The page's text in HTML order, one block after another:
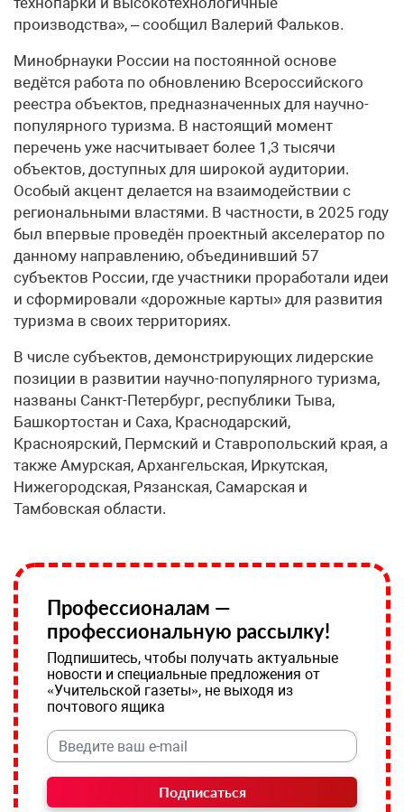
производства», – сообщил Валерий Фальков.
Минобрнауки России на постоянной основе
ведётся работа по обновлению Всероссийского
реестра объектов, предназначенных для научно-
популярного туризма. В настоящий момент
перечень уже насчитывает более 1,3 тысячи
объектов, доступных для широкой аудитории.
Особый акцент делается на взаимодействии с
региональными властями. В частности, в 2025 году
был впервые проведён проектный акселератор по
данному направлению, объединивший 57
субъектов России, где участники проработали идеи
и сформировали «дорожные карты» для развития
туризма в своих территориях.
В числе субъектов, демонстрирующих лидерские
позиции в развитии научно-популярного туризма,
названы Санкт-Петербург, республики Тыва,
Башкортостан и Саха, Краснодарский,
Красноярский, Пермский и Ставропольский края, а
также Амурская, Архангельская, Иркутская,
Нижегородская, Рязанская, Самарская и
Тамбовская области.
Профессионалам —
профессиональную рассылку!
Подпишитесь, чтобы получать актуальные
новости и специальные предложения от
«Учительской газеты», не выходя из
почтового ящика
Подписаться